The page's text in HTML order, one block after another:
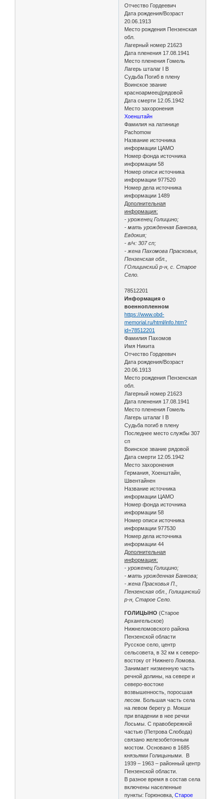
Отчество Гордеевич
Дата рождения/Возраст
20.06.1913
Место рождения Пензенская
обл.
Лагерный номер 21623
Дата пленения 17.08.1941
Место пленения Гомель
Лагерь шталаг I B
Судьба Погиб в плену
Воинское звание
красноармеец|рядовой
Дата смерти 12.05.1942
Место захоронения
Хоенштайн
Фамилия на латинице
Pachomow
Название источника
информации ЦАМО
Номер фонда источника
информации 58
Номер описи источника
информации 977520
Номер дела источника
информации 1489
Дополнительная
информация:
- уроженец Голицино;
- мать урожденная Банкова,
Евдокия;
- в/ч: 307 сп;
- жена Пахомова Прасковья,
Пензенская обл.,
ГОлицинский р-н, с. Старое
Село.
78512201
Информация о
военнопленном
https://www.obd-
memorial.ru/html/info.htm?
id=78512201
Фамилия Пахомов
Имя Никита
Отчество Гордеевич
Дата рождения/Возраст
20.06.1913
Место рождения Пензенская
обл.
Лагерный номер 21623
Дата пленения 17.08.1941
Место пленения Гомель
Лагерь шталаг I B
Судьба погиб в плену
Последнее место службы 307
сп
Воинское звание рядовой
Дата смерти 12.05.1942
Место захоронения
Германия, Хоенштайн,
Швентайнен
Название источника
информации ЦАМО
Номер фонда источника
информации 58
Номер описи источника
информации 977530
Номер дела источника
информации 44
Дополнительная
информация:
- уроженец Голицино;
- мать урожденная Банкова;
- жена Прасковья П.,
Пензенская обл., Голицинский
р-н, Старое Село.
ГОЛИЦЫНО(Старое
Архангельское)
Нижнеломовского района
Пензенской области
Русское село, центр
сельсовета, в 32 км к северо-
востоку от Нижнего Ломова.
Занимает низменную часть
речной долины, на севере и
северо-востоке
возвышенность, поросшая
лесом. Большая часть села
на левом берегу р. Мокши
при впадении в нее речки
Лосьмы. С правобережной
частью (Петрова Слобода)
связано железобетонным
мостом. Основано в 1685
князьями Голицыными. В
1939 – 1963 – районный центр
Пензенской области.
В разное время в состав села
включены населенные
пункты: Горюновка,Старое